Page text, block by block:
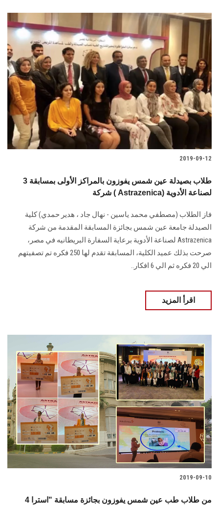
2019-09-12
3 طلاب بصيدلة عين شمس يفوزون بالمراكز الأولى بمسابقة
شركة ( Astrazenica) لصناعة الأدوية
فاز الطلاب (مصطفي محمد ياسين - نهال جاد ، هدير حمدي) كلية
الصيدلة جامعة عين شمس بجائزة المسابقة المقدمة من شركة
Astrazenica لصناعة الأدوية برعاية السفارة البريطانيه في مصر،
صرحت بذلك عميد الكلية، المسابقة تقدم لها 250 فكره تم تصفيتهم
الي 20 فكره ثم الي 6 افكار..
اقرأ المزيد
2019-09-10
4 من طلاب طب عين شمس يفوزون بجائزة مسابقة "استرا